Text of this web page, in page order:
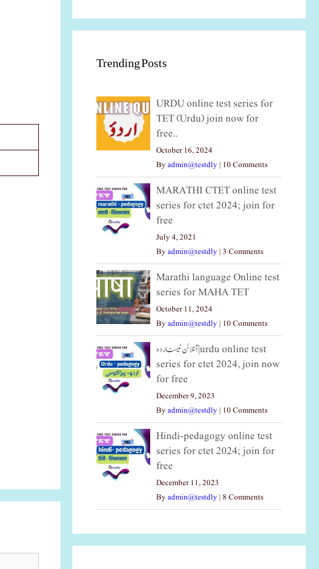
Trending Posts
URDU online test series for
TET (Urdu) join now for
free..
October 16, 2024
Byadmin@testdly | 10 Comments
MARATHI CTET online test
series for ctet 2024; join for
free
July 4, 2021
Byadmin@testdly | 3 Comments
Marathi language Online test
series for MAHA TET
October 11, 2024
Byadmin@testdly | 10 Comments
آنلائن ٹیسٹ اردو|urdu online test
series for ctet 2024, join now
for free
December 9, 2023
Byadmin@testdly | 10 Comments
Hindi-pedagogy online test
series for ctet 2024; join for
free
December 11, 2023
Byadmin@testdly | 8 Comments